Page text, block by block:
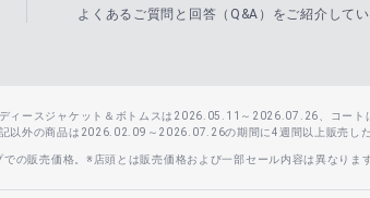
よくあるご質問と回答（Q&A）をご紹介してい
ィースジャケット＆ボトムスは2026.05.11～2026.07.26、コー
以外の商品は2026.02.09～2026.07.26の期間に4週間以上販売した
の販売価格。※店頭とは販売価格および一部セール内容は異なります